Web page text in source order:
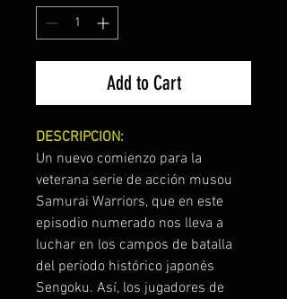
Add to Cart
DESCRIPCION:
Un nuevo comienzo para la
veterana serie de acción musou
Samurai Warriors, que en este
episodio numerado nos lleva a
luchar en los campos de batalla
del período histórico japonés
Sengoku. Así, los jugadores de